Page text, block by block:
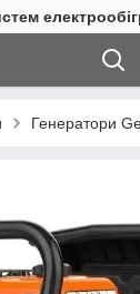
Генератори